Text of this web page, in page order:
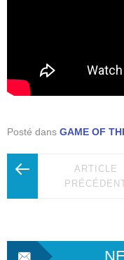
Posté dans GAME OF
ARTICLE